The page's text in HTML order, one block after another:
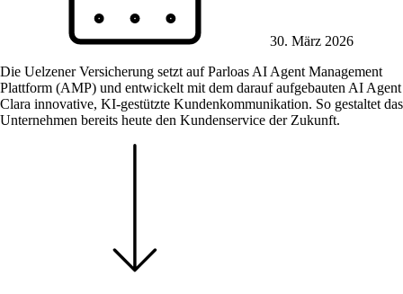
30. März 2026
Die Uelzener Versicherung setzt auf Parloas AI Agent Management
Plattform (AMP) und entwickelt mit dem darauf aufgebauten AI Agent
Clara innovative, KI-gestützte Kundenkommunikation. So gestaltet das
Unternehmen bereits heute den Kundenservice der Zukunft.